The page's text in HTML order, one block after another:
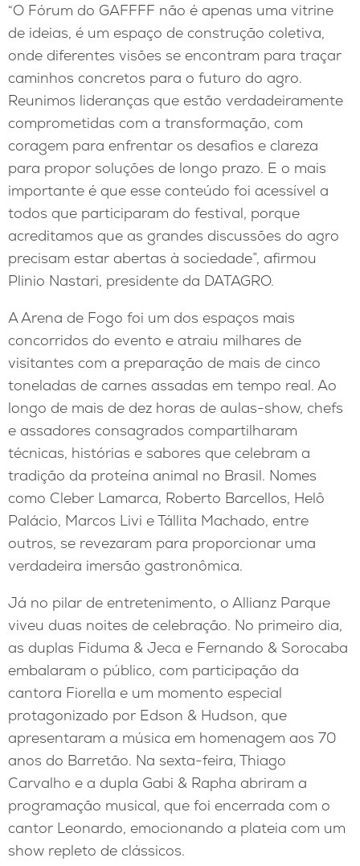
“O Fórum do GAFFFF não é apenas uma vitrine
de ideias, é um espaço de construção coletiva,
onde diferentes visões se encontram para traçar
caminhos concretos para o futuro do agro.
Reunimos lideranças que estão verdadeiramente
comprometidas com a transformação, com
coragem para enfrentar os desafios e clareza
para propor soluções de longo prazo. E o mais
importante é que esse conteúdo foi acessível a
todos que participaram do festival, porque
acreditamos que as grandes discussões do agro
precisam estar abertas à sociedade”, afirmou
Plinio Nastari, presidente da DATAGRO.
A Arena de Fogo foi um dos espaços mais
concorridos do evento e atraiu milhares de
visitantes com a preparação de mais de cinco
toneladas de carnes assadas em tempo real. Ao
longo de mais de dez horas de aulas-show, chefs
e assadores consagrados compartilharam
técnicas, histórias e sabores que celebram a
tradição da proteína animal no Brasil. Nomes
como Cleber Lamarca, Roberto Barcellos, Helô
Palácio, Marcos Livi e Tállita Machado, entre
outros, se revezaram para proporcionar uma
verdadeira imersão gastronômica.
Já no pilar de entretenimento, o Allianz Parque
viveu duas noites de celebração. No primeiro dia,
as duplas Fiduma & Jeca e Fernando & Sorocaba
embalaram o público, com participação da
cantora Fiorella e um momento especial
protagonizado por Edson & Hudson, que
apresentaram a música em homenagem aos 70
anos do Barretão. Na sexta-feira, Thiago
Carvalho e a dupla Gabi & Rapha abriram a
programação musical, que foi encerrada com o
cantor Leonardo, emocionando a plateia com um
show repleto de clássicos.